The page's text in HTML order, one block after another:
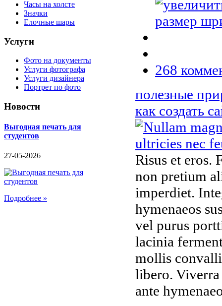
Часы на холсте
Значки
Елочные шары
Услуги
Фото на документы
Услуги фотографа
Услуги дизайнера
Портрет по фото
Новости
Выгодная печать для
студентов
27-05-2026
Подробнее »
268
полезные
как создать
Risus et eros.
non pretium
imperdiet.
hymenaeos
vel purus
lacinia
mollis
libero.
ante